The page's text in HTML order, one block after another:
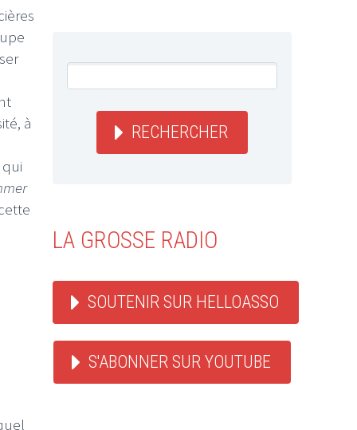
à
RECHERCHER
LA GROSSE RADIO
SOUTENIR SUR HELLOASSO
S'ABONNER SUR YOUTUBE